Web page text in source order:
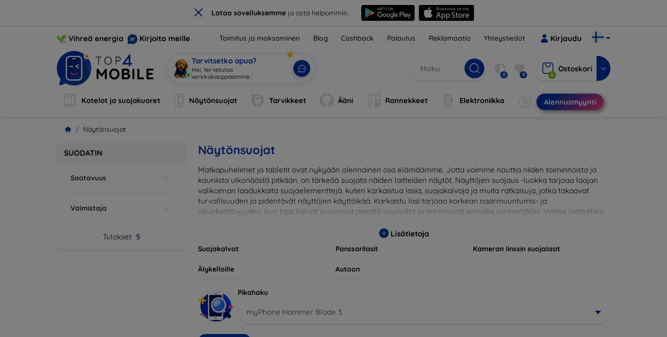
× Lataa sovelluksemmeja osta helpommin.
Vihreä energia Kirjoita meille Toimitus ja maksaminen Blog Cashback Palautus Reklamaatio Yhteystiedot Kirjaudu
Tarvitsetko apua?
Hei, tervetul| 0 0 0
Ostoskori
Kotelot ja suojakuoret Näytönsuojat Tarvikkeet Ääni Rannekkeet Elektroniikka Alennusmyynti
Näytönsuojat
SUODATIN
Saatavuus
Valmistaja
Tulokset 5
Näytönsuojat
Matkapuhelimet ja tabletit ovat nykyään olennainen osa elämäämme. Jotta voimme nauttia niiden toiminnoista ja
kauniista ulkonäöstä pitkään, on tärkeää suojata näiden laitteiden näytöt. Näyttöjen suojaus -luokka tarjoaa laajan
valikoiman laadukkaita suojaelementtejä, kuten karkaistua lasia, suojakalvoja ja muita ratkaisuja, jotka takaavat
turvallisuuden ja pidentävät näyttöjen käyttöikää. Karkaistu lasi tarjoaa korkean naarmuuntumis- ja
iskunkestävyyden, kun taas kalvot suojaavat pieniltä vaurioilta ja minimoivat samalla sormenjäljet. Valitse laitteellesi
yhteensopivia useiden eri merkkien ja mallien kanssa, mikä takaa, että jokainen asiakas löytää laitteelleen
Lisätietoja
Suojakalvot Panssarilasit Kameran linssin suojalasit
Älykelloille Autoon
Pikahaku
myPhone Hammer Blade 3